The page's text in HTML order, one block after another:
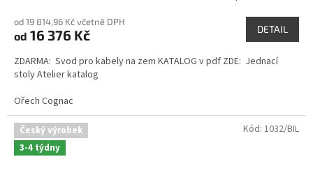
od 19 814,96 Kč včetně DPH
od 16 376 Kč DETAIL
ZDARMA: Svod pro kabely na zem KATALOG v pdf ZDE: Jednací
stoly Atelier katalog
Ořech Cognac
Český výrobek
3-4 týdny
Kód: 1032/BIL